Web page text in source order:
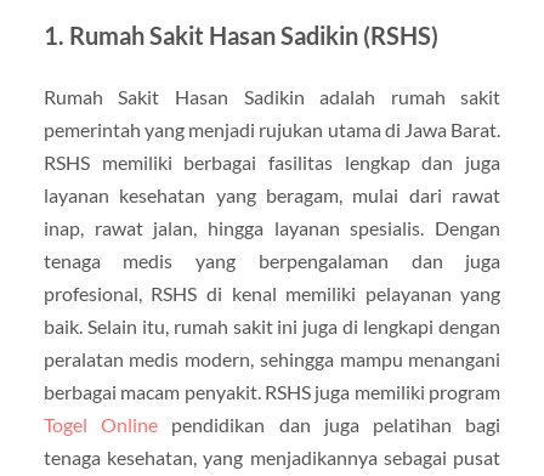
1. Rumah Sakit Hasan Sadikin (RSHS)
Rumah Sakit Hasan Sadikin adalah rumah sakit
pemerintah yang menjadi rujukan utama di Jawa Barat.
RSHS memiliki berbagai fasilitas lengkap dan juga
layanan kesehatan yang beragam, mulai dari rawat
inap, rawat jalan, hingga layanan spesialis. Dengan
tenaga medis yang berpengalaman dan juga
profesional, RSHS di kenal memiliki pelayanan yang
baik. Selain itu, rumah sakit ini juga di lengkapi dengan
peralatan medis modern, sehingga mampu menangani
berbagai macam penyakit. RSHS juga memiliki program
Togel Online pendidikan dan juga pelatihan bagi
tenaga kesehatan, yang menjadikannya sebagai pusat